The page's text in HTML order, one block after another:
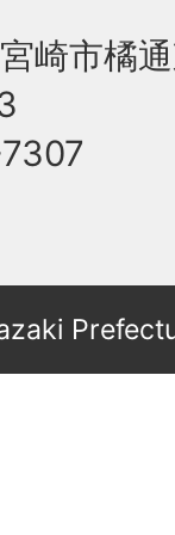
市橘通